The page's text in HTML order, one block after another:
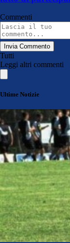
Commenti
Invia Commento
Tutti
Leggi altri commenti
Ultime Notizie